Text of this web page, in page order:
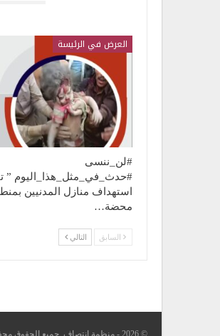
العرض في الرئيسة
#لن_ننسى
#حدث_في_مثل_هذا_اليوم ”
استهداف منازل المدنيين
محضة…
السابق التالي